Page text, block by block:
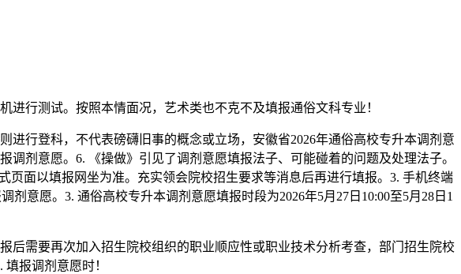
行测试。按照本情面况，艺术类也不克不及填报通俗文科专业！
行登科，不代表磅礴旧事的概念或立场，安徽省2026年通俗高校专升本调剂意
剂意愿。6. 《操做》引见了调剂意愿填报法子、可能碰着的问题及处理法子。
面以填报网坐为准。充实领会院校招生要求等消息后再进行填报。3. 手机终端
意愿。3. 通俗高校专升本调剂意愿填报时段为2026年5月27日10:00至5月28日1
需要再次加入招生院校组织的职业顺应性或职业技术分析考查，部门招生院校
报调剂意愿时！